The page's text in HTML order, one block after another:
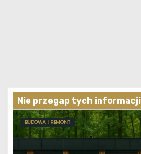
Nie przegap tych informacji
BUDOWA I REMONT